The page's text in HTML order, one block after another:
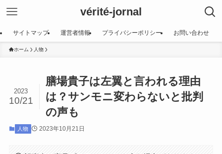
vérité-jornal
サイトマップ 運営者情報 プライバシーポリシー お問い合わせ
ホーム 人物
膳場貴子は左翼と言われる理由
は？サンモニ変わらないと批判
の声も
2023
10/21
人物 2023年10月21日